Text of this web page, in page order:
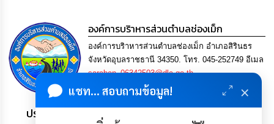
เสริม
ความ
โปร่งใส
ท้อง
ถิ่น
ของ
เรา
องค์การบริาหารส่วนตำบลช่องเม็ก
องค์การบริาหารส่วนตำบลช่องเม็ก อำเภอสิรินธร
จังหวัดอุบลราชธานี 34350. โทร. 045-252749 อีเมล
saraban_06342503@dla.go.th
ประชาชน มีภูมิคุ้มกัน พึ่งพาตนเอง พอเพียง เป็นสุข
แชท... สอบถามข้อมูล! ×